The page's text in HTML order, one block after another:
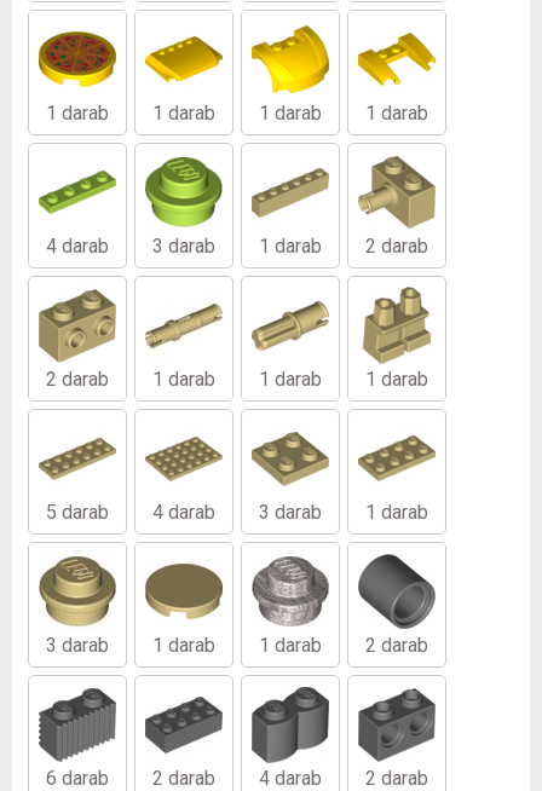
1 darab 1 darab 1 darab 1 darab
4 darab 3 darab 1 darab 2 darab
2 darab 1 darab 1 darab 1 darab
5 darab 4 darab 3 darab 1 darab
3 darab 1 darab 1 darab 2 darab
6 darab 2 darab 4 darab 2 darab